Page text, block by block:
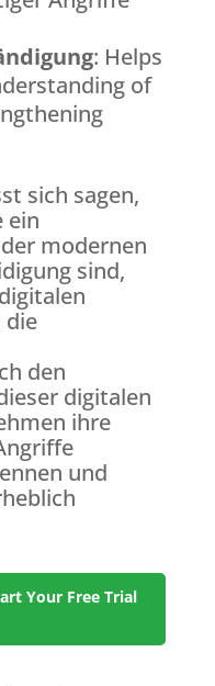
: Helps
of
sich sagen,
ein
modernen
sind,
die
den
digitalen
ihre
und
Your Free Trial